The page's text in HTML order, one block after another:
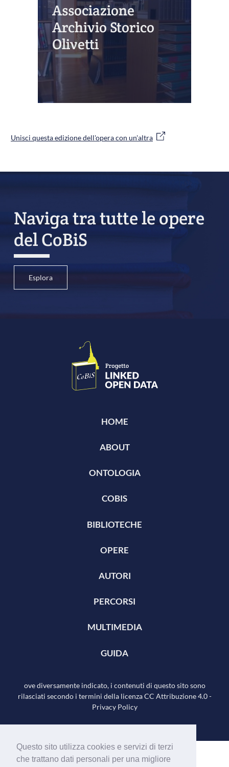
Questo sito utilizza cookies e servizi di terzi
che trattano dati personali per una migliore
Associazione
Archivio Storico
Olivetti
Unisci questa edizione dell'opera con un'altra
Naviga tra tutte le opere
del CoBiS
Esplora
HOME
ABOUT
ONTOLOGIA
COBIS
BIBLIOTECHE
OPERE
AUTORI
PERCORSI
MULTIMEDIA
GUIDA
ove diversamente indicato, i contenuti di questo sito sono
rilasciati secondo i termini della licenza CC Attribuzione 4.0-
Privacy Policy